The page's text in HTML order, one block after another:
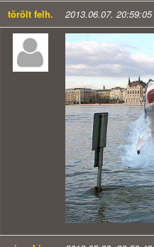
törölt felh. 2013.06.07. 20:59:05